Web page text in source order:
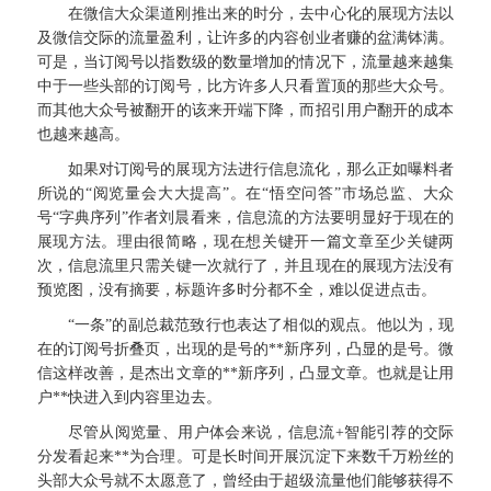
在微信大众渠道刚推出来的时分，去中心化的展现方法以
及微信交际的流量盈利，让许多的内容创业者赚的盆满钵满。
可是，当订阅号以指数级的数量增加的情况下，流量越来越集
中于一些头部的订阅号，比方许多人只看置顶的那些大众号。
而其他大众号被翻开的该来开端下降，而招引用户翻开的成本
也越来越高。
如果对订阅号的展现方法进行信息流化，那么正如曝料者
所说的“阅览量会大大提高”。在“悟空问答”市场总监、大众
号“字典序列”作者刘晨看来，信息流的方法要明显好于现在的
展现方法。理由很简略，现在想关键开一篇文章至少关键两
次，信息流里只需关键一次就行了，并且现在的展现方法没有
预览图，没有摘要，标题许多时分都不全，难以促进点击。
“一条”的副总裁范致行也表达了相似的观点。他以为，现
在的订阅号折叠页，出现的是号的**新序列，凸显的是号。微
信这样改善，是杰出文章的**新序列，凸显文章。也就是让用
户**快进入到内容里边去。
尽管从阅览量、用户体会来说，信息流+智能引荐的交际
分发看起来**为合理。可是长时间开展沉淀下来数千万粉丝的
头部大众号就不太愿意了，曾经由于超级流量他们能够获得不